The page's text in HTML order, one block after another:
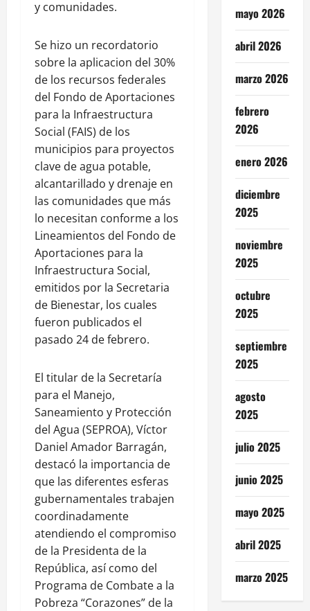
y comunidades.
Se hizo un recordatorio
sobre la aplicacion del 30%
de los recursos federales
del Fondo de Aportaciones
para la Infraestructura
Social (FAIS) de los
municipios para proyectos
clave de agua potable,
alcantarillado y drenaje en
las comunidades que más
lo necesitan conforme a los
Lineamientos del Fondo de
Aportaciones para la
Infraestructura Social,
emitidos por la Secretaria
de Bienestar, los cuales
fueron publicados el
pasado 24 de febrero.
El titular de la Secretaría
para el Manejo,
Saneamiento y Protección
del Agua (SEPROA), Víctor
Daniel Amador Barragán,
destacó la importancia de
que las diferentes esferas
gubernamentales trabajen
coordinadamente
atendiendo el compromiso
de la Presidenta de la
República, así como del
Programa de Combate a la
Pobreza “Corazones” de la
mayo 2026
abril 2026
marzo 2026
febrero
2026
enero 2026
diciembre
2025
noviembre
2025
octubre
2025
septiembre
2025
agosto
2025
julio 2025
junio 2025
mayo 2025
abril 2025
marzo 2025